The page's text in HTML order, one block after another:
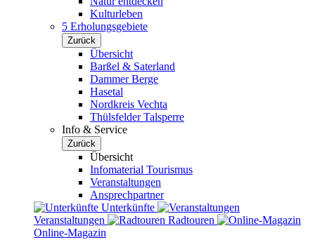
Kulturleben
5 Erholungsgebiete
Zurück
Übersicht
Barßel & Saterland
Dammer Berge
Hasetal
Nordkreis Vechta
Thülsfelder Talsperre
Info & Service
Zurück
Übersicht
Infomaterial Tourismus
Veranstaltungen
Ansprechpartner
Unterkünfte
Veranstaltungen
Radtouren
Online-Magazin